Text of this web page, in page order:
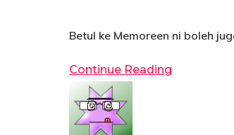
Betul ke Memoreen ni boleh
Continue Reading